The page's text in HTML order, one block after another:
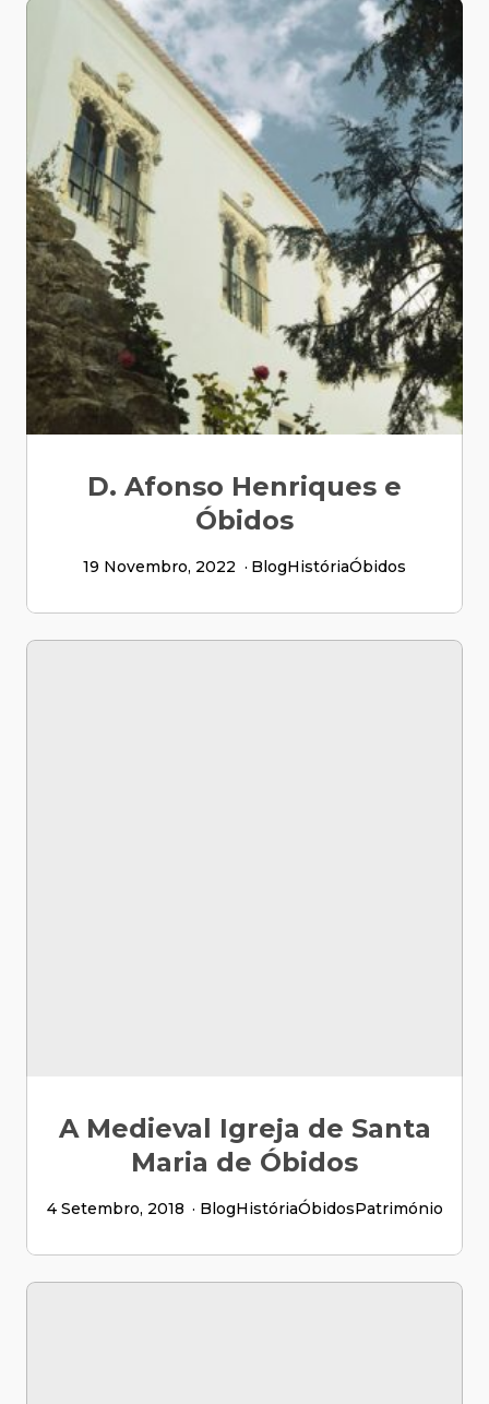
D. Afonso Henriques e
Óbidos
19 Novembro, 2022 BlogHistóriaÓbidos
A Medieval Igreja de Santa
Maria de Óbidos
4 Setembro, 2018 BlogHistóriaÓbidosPatrimónio